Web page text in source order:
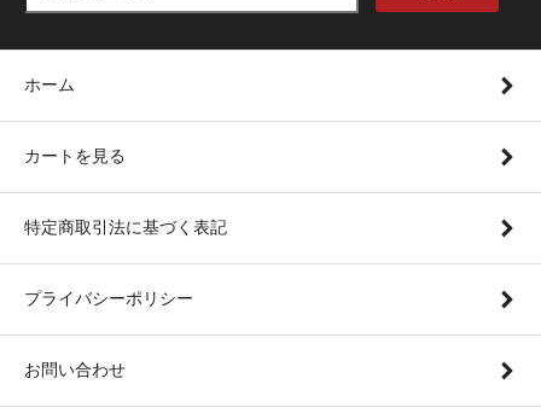
ホーム
カートを見る
特定商取引法に基づく表記
プライバシーポリシー
お問い合わせ